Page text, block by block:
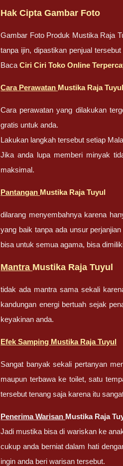
Hak Cipta Gambar Foto
Gambar Foto Produk Mustika Raja
tanpa ijin, dipastikan penjual
BacaCiri Ciri Toko Online
Cara Perawatan Mustika Raja Tuyul
Cara perawatan yang dilakukan
gratis untuk anda.
Lakukan langkah tersebut setiap
Jika anda lupa memberi minyak
maksimal.
Pantangan Mustika Raja Tuyul
dilarang menyembahnya karena
yang baik tanpa ada unsur
bisa untuk semua agama, bisa
Mantra Mustika Raja Tuyul
tidak ada mantra sama sekali
kandungan energi bertuah sejak
keyakinan anda.
Efek Samping Mustika Raja Tuyul
Sangat banyak sekali pertanyan
maupun terbawa ke toilet, satu
tersebut tenang saja karena itu
Penerima Warisan Mustika Raja
Jadi mustika bisa di wariskan ke
cukup anda berniat dalam hati
ingin anda beri warisan tersebut.